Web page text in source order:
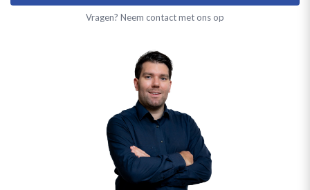
Vragen? Neem contact met ons op